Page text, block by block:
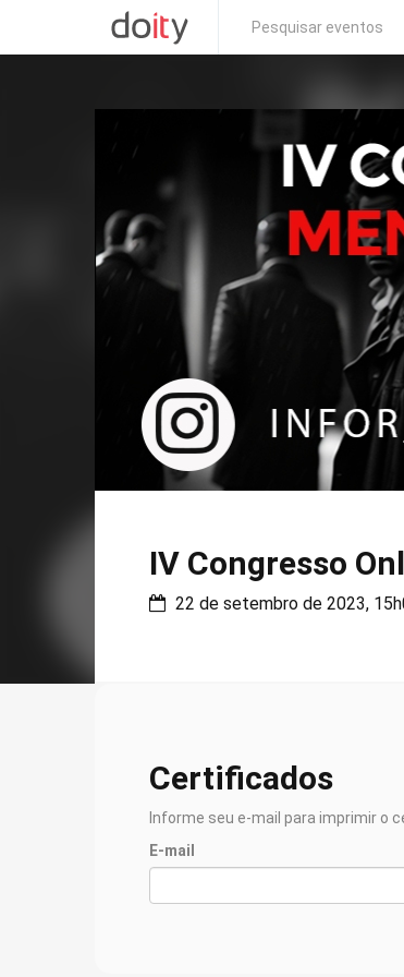
IV Congresso
22 de setembro de 2023,
Certificados
Informe seu e-mail para imprimir o
E-mail